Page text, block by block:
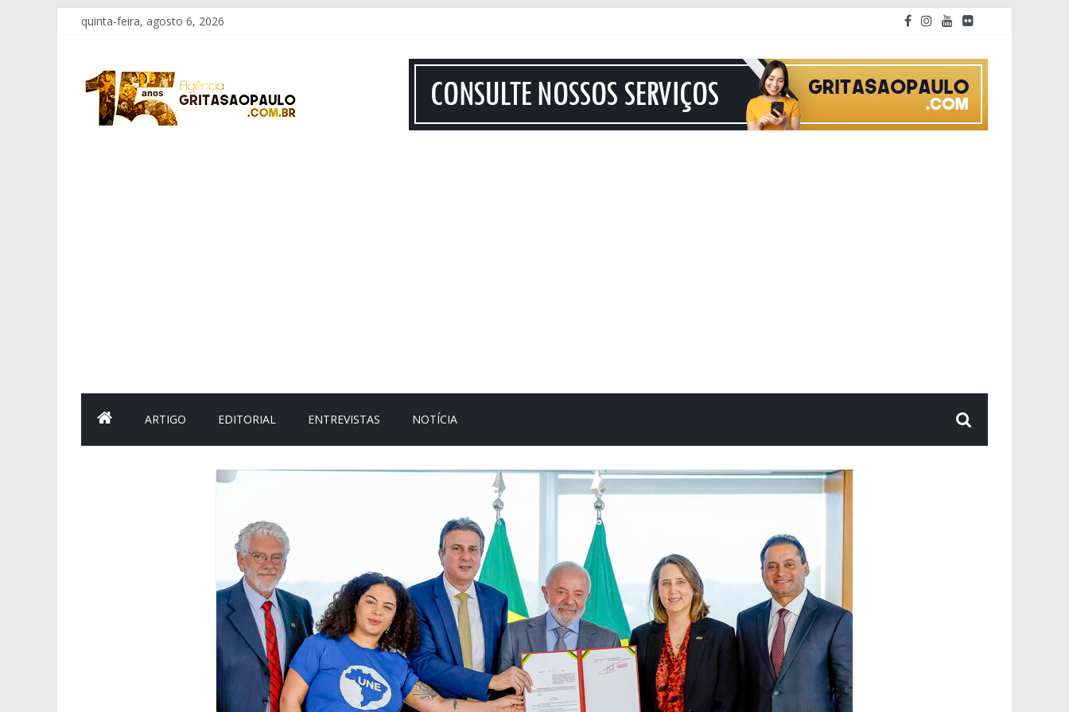
Pular
para
conteúdo
quinta-feira, agosto 6, 2026
Grita
São
ARTIGO EDITORIAL ENTREVISTAS NOTÍCIA